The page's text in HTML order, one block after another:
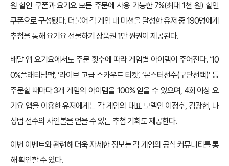
원 할인 쿠폰과 요기요 모든 주문에 사용 가능한 7%(최대 1천 원) 할인
쿠폰으로 구성됐다. 더불어 각 게임 내 미션을 달성한 유저 중 190명에게
추첨을 통해 요기요 선물하기 상품권 1만 원권이 제공된다.
배달 앱 요기요에서도 주문 횟수에 따라 게임별 아이템이 주어진다. ‘10
0%플래티넘팩’, ‘라이브 고급 스카우트 티켓’. ‘몬스터선수(구단선택)’ 등
주문할 때마다 3개 게임의 아이템을 100% 얻을 수 있으며, 4회 이상 요
기요 앱을 이용한 유저에게는 각 게임의 대표 모델인 이정후, 김광현, 나
성범 선수의 사인볼을 얻을 수 있는 추첨 기회도 제공한다.
이번 이벤트와 관련해 더욱 자세한 정보는 각 게임의 공식 커뮤니티를 통
해 확인할 수 있다.